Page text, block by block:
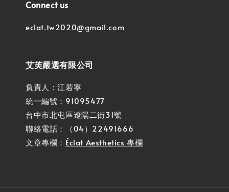
Connect us
eclat.tw2020@gmail.com
艾芙嚴選有限公司
負責人：江若寧
統一編號：91095477
台中市北屯區遼陽二街31號
聯絡電話：（04）22491666
文章專欄： Éclat Aesthetics 專欄